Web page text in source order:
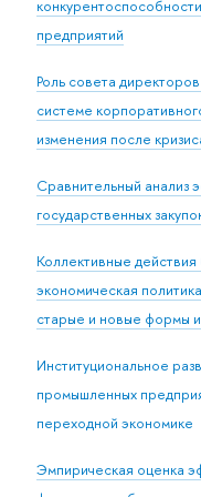
предприятий
Роль совета
системе
изменения после
Сравнительный анализ
государственных
Коллективные действия
экономическая
старые и новые формы
Институциональное
промышленных
переходной экономике
Эмпирическая оценка